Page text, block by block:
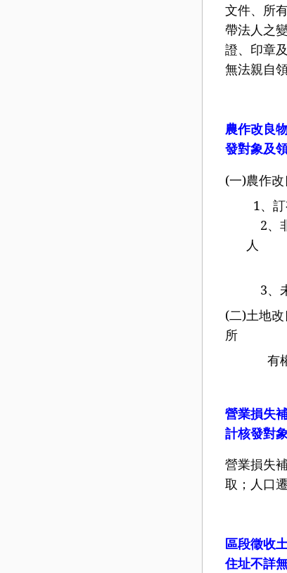
文件、所
帶法人之
證、印章
無法親自
農作改良
發對象及
(一)農作
1 、
2、
人
非土
3、
(二)土地
所
有權人
營業損失
計核發對
營業損失
取；人口
區段徵收
住址不詳